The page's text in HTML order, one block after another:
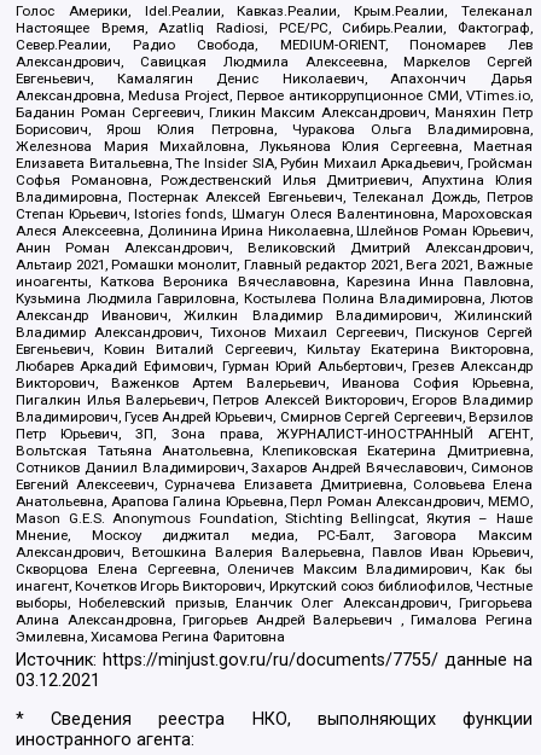
Голос Америки, Idel.Реалии, Кавказ.Реалии, Крым.Реалии, Телеканал
Настоящее Время, Azatliq Radiosi, PCE/PC, Сибирь.Реалии, Фактограф,
Север.Реалии, Радио Свобода, MEDIUM-ORIENT, Пономарев Лев
Александрович, Савицкая Людмила Алексеевна, Маркелов Сергей
Евгеньевич, Камалягин Денис Николаевич, Апахончич Дарья
Александровна, Medusa Project, Первое антикоррупционное СМИ, VTimes.io,
Баданин Роман Сергеевич, Гликин Максим Александрович, Маняхин Петр
Борисович, Ярош Юлия Петровна, Чуракова Ольга Владимировна,
Железнова Мария Михайловна, Лукьянова Юлия Сергеевна, Маетная
Елизавета Витальевна, The Insider SIA, Рубин Михаил Аркадьевич, Гройсман
Софья Романовна, Рождественский Илья Дмитриевич, Апухтина Юлия
Владимировна, Постернак Алексей Евгеньевич, Телеканал Дождь, Петров
Степан Юрьевич, Istories fonds, Шмагун Олеся Валентиновна, Мароховская
Алеся Алексеевна, Долинина Ирина Николаевна, Шлейнов Роман Юрьевич,
Анин Роман Александрович, Великовский Дмитрий Александрович,
Альтаир 2021, Ромашки монолит, Главный редактор 2021, Вега 2021, Важные
иноагенты, Каткова Вероника Вячеславовна, Карезина Инна Павловна,
Кузьмина Людмила Гавриловна, Костылева Полина Владимировна, Лютов
Александр Иванович, Жилкин Владимир Владимирович, Жилинский
Владимир Александрович, Тихонов Михаил Сергеевич, Пискунов Сергей
Евгеньевич, Ковин Виталий Сергеевич, Кильтау Екатерина Викторовна,
Любарев Аркадий Ефимович, Гурман Юрий Альбертович, Грезев Александр
Викторович, Важенков Артем Валерьевич, Иванова София Юрьевна,
Пигалкин Илья Валерьевич, Петров Алексей Викторович, Егоров Владимир
Владимирович, Гусев Андрей Юрьевич, Смирнов Сергей Сергеевич, Верзилов
Петр Юрьевич, ЗП, Зона права, ЖУРНАЛИСТ-ИНОСТРАННЫЙ АГЕНТ,
Вольтская Татьяна Анатольевна, Клепиковская Екатерина Дмитриевна,
Сотников Даниил Владимирович, Захаров Андрей Вячеславович, Симонов
Евгений Алексеевич, Сурначева Елизавета Дмитриевна, Соловьева Елена
Анатольевна, Арапова Галина Юрьевна, Перл Роман Александрович, МЕМО,
Mason G.E.S. Anonymous Foundation, Stichting Bellingcat, Якутия – Наше
Мнение, Москоу диджитал медиа, РС-Балт, Заговора Максим
Александрович, Ветошкина Валерия Валерьевна, Павлов Иван Юрьевич,
Скворцова Елена Сергеевна, Оленичев Максим Владимирович, Как бы
инагент, Кочетков Игорь Викторович, Иркутский союз библиофилов, Честные
выборы, Нобелевский призыв, Еланчик Олег Александрович, Григорьева
Алина Александровна, Григорьев Андрей Валерьевич , Гималова Регина
Эмилевна, Хисамова Регина Фаритовна
Источник: https://minjust.gov.ru/ru/documents/7755/ данные на
03.12.2021
* Сведения реестра НКО, выполняющих функции
иностранного агента: